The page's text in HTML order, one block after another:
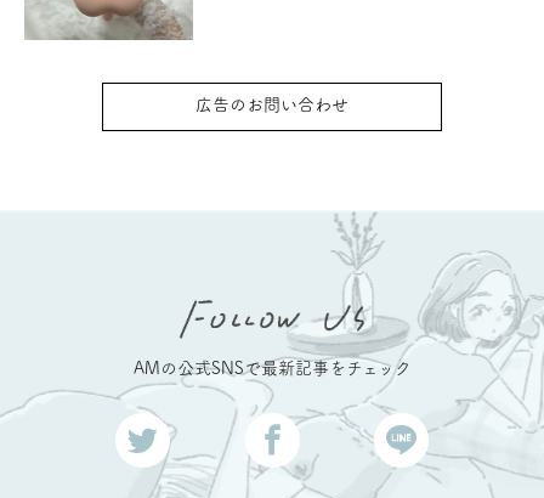
広告のお問い合わせ
AMの公式SNSで最新記事をチェック